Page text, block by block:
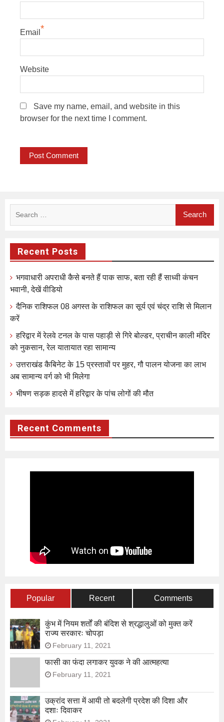
Email *
Website
Save my name, email, and website in this
browser for the next time I comment.
Recent Posts
भगवाधारी अपराधी कैसे बनते हैं पाक साफ, बता रही हैं साध्वी कंचन
भवानी, देखें वीडियो
दैनिक राशिफल 08 अगस्त के राशिफल का सूर्य एवं चंद्र राशि से मिलान
करें
हरिद्वार में रेलवे टनल के पास पहाड़ी से गिरे बोल्डर, प्राचीन काली मंदिर
को नुकसान, रेल यातायात रहा सामान्य
उत्तराखंड कैबिनेट के 15 प्रस्तावों पर मुहर, गौ पालन योजना का लाभ
अब सामान्य वर्ग को भी मिलेगा
भीषण सड़क हादसे में हरिद्वार के पांच लोगों की मौत
Recent Comments
Popular Recent Comments
कुंभ में नियम शर्तों की बंदिश से श्रद्धालुओं को मुक्त करें
राज्य सरकारः चोपड़ा
February 11, 2021
फासी का फंदा लगाकर युवक ने की आत्महत्या
February 11, 2021
उक्रांद सत्ता में आयी तो बदलेगी प्रदेश की दिशा और
दशाः दिवाकर